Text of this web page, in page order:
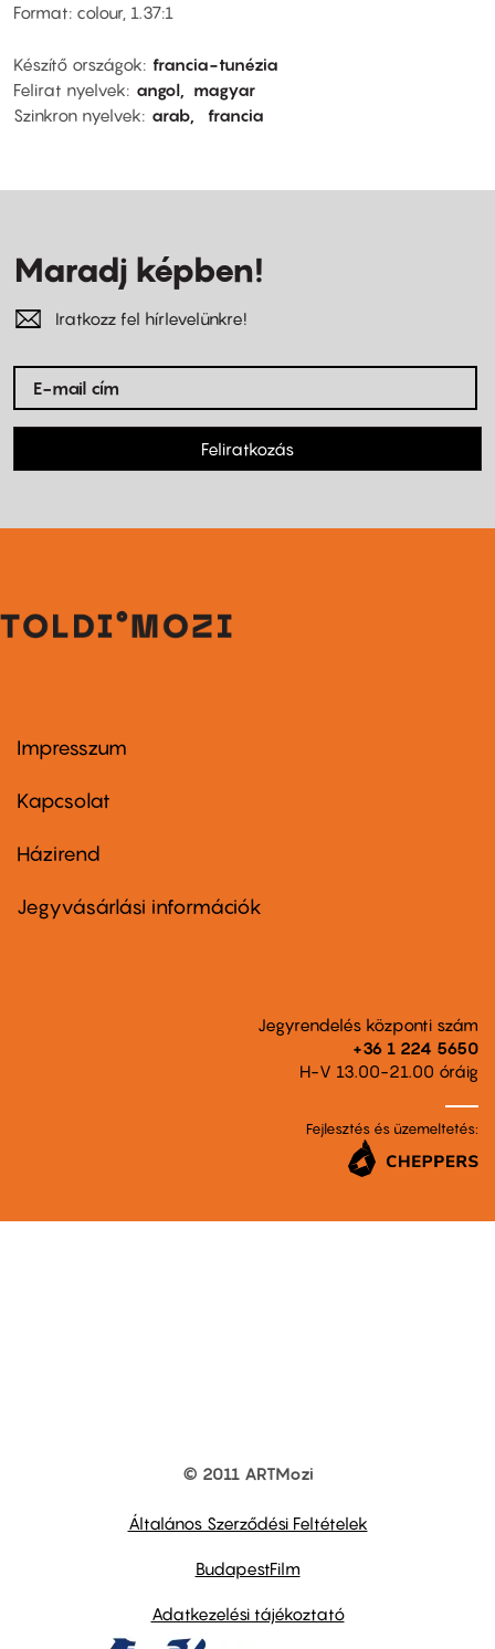
Format: colour, 1.37:1
Készítő országok francia-tunézia
Felirat nyelvek
angol
magyar
Szinkron nyelvek
arab francia
Maradj képben!
Iratkozz fel hírlevelünkre!
Feliratkozás
Footer
first
Impresszum
Kapcsolat
Footer
second
Házirend
Jegyvásárlási információk
Jegyrendelés központi szám
+36 1 224 5650
H-V 13.00-21.00 óráig
Fejlesztés és üzemeltetés:
© 2011 ARTMozi
Általános Szerződési Feltételek
BudapestFilm
Adatkezelési tájékoztató